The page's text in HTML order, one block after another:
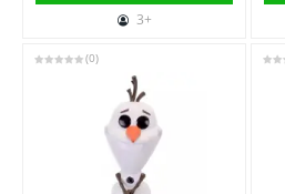
3+
(0)